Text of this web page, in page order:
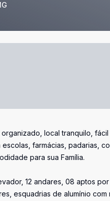
local tranquilo,
farmácias, padarias,
para sua Família.
12 andares, 08 aptos
esquadrias de alumínio